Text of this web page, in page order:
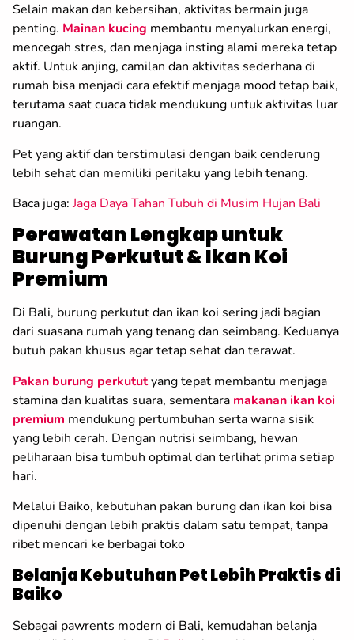
Selain makan dan kebersihan, aktivitas bermain juga
penting. Mainan kucing membantu menyalurkan energi,
mencegah stres, dan menjaga insting alami mereka tetap
aktif. Untuk anjing, camilan dan aktivitas sederhana di
rumah bisa menjadi cara efektif menjaga mood tetap baik,
terutama saat cuaca tidak mendukung untuk aktivitas luar
ruangan.
Pet yang aktif dan terstimulasi dengan baik cenderung
lebih sehat dan memiliki perilaku yang lebih tenang.
Baca juga:Jaga Daya Tahan Tubuh di Musim Hujan Bali
Perawatan Lengkap untuk
Burung Perkutut & Ikan Koi
Premium
Di Bali, burung perkutut dan ikan koi sering jadi bagian
dari suasana rumah yang tenang dan seimbang. Keduanya
butuh pakan khusus agar tetap sehat dan terawat.
Pakan burung perkututyang tepat membantu menjaga
stamina dan kualitas suara, sementara makanan ikan koi
premium mendukung pertumbuhan serta warna sisik
yang lebih cerah. Dengan nutrisi seimbang, hewan
peliharaan bisa tumbuh optimal dan terlihat prima setiap
hari.
Melalui Baiko, kebutuhan pakan burung dan ikan koi bisa
dipenuhi dengan lebih praktis dalam satu tempat, tanpa
ribet mencari ke berbagai toko
Belanja Kebutuhan Pet Lebih Praktis di
Baiko
Sebagai pawrents modern di Bali, kemudahan belanja